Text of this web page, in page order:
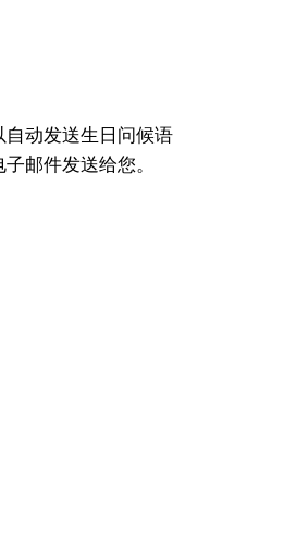
动发送生日问候语
邮件发送给您。